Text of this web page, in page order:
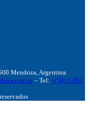
Mendoza, Argentina.
– Tel: +(54) 9 261